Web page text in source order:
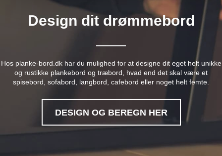
Design dit drømmebord
Hos planke-bord.dk har du mulighed for at designe dit eget helt unikke
og rustikke plankebord og træbord, hvad end det skal være et
spisebord, sofabord, langbord, cafebord eller noget helt femte.
DESIGN OG BEREGN HER